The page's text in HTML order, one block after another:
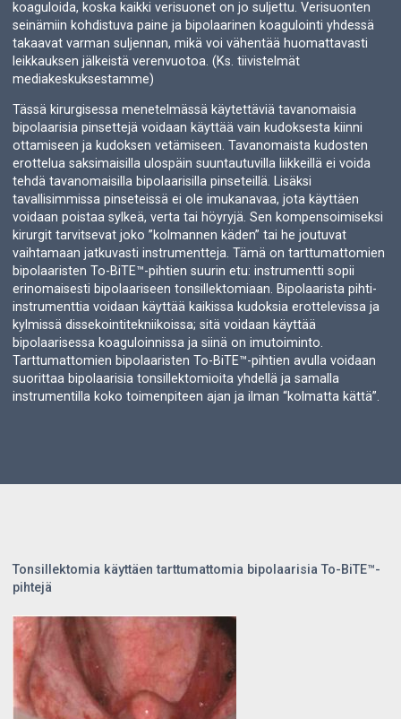
koaguloida, koska kaikki verisuonet on jo suljettu. Verisuonten
seinämiin kohdistuva paine ja bipolaarinen koagulointi yhdessä
takaavat varman suljennan, mikä voi vähentää huomattavasti
leikkauksen jälkeistä verenvuotoa. (Ks. tiivistelmät
mediakeskuksestamme)
Tässä kirurgisessa menetelmässä käytettäviä tavanomaisia
bipolaarisia pinsettejä voidaan käyttää vain kudoksesta kiinni
ottamiseen ja kudoksen vetämiseen. Tavanomaista kudosten
erottelua saksimaisilla ulospäin suuntautuvilla liikkeillä ei voida
tehdä tavanomaisilla bipolaarisilla pinseteillä. Lisäksi
tavallisimmissa pinseteissä ei ole imukanavaa, jota käyttäen
voidaan poistaa sylkeä, verta tai höyryjä. Sen kompensoimiseksi
kirurgit tarvitsevat joko ”kolmannen käden” tai he joutuvat
vaihtamaan jatkuvasti instrumentteja. Tämä on tarttumattomien
bipolaaristen To-BiTE™-pihtien suurin etu: instrumentti sopii
erinomaisesti bipolaariseen tonsillektomiaan. Bipolaarista pihti-
instrumenttia voidaan käyttää kaikissa kudoksia erottelevissa ja
kylmissä dissekointitekniikoissa; sitä voidaan käyttää
bipolaarisessa koaguloinnissa ja siinä on imutoiminto.
Tarttumattomien bipolaaristen To-BiTE™-pihtien avulla voidaan
suorittaa bipolaarisia tonsillektomioita yhdellä ja samalla
instrumentilla koko toimenpiteen ajan ja ilman “kolmatta kättä”.
Tonsillektomia käyttäen tarttumattomia bipolaarisia To-BiTE™-
pihtejä